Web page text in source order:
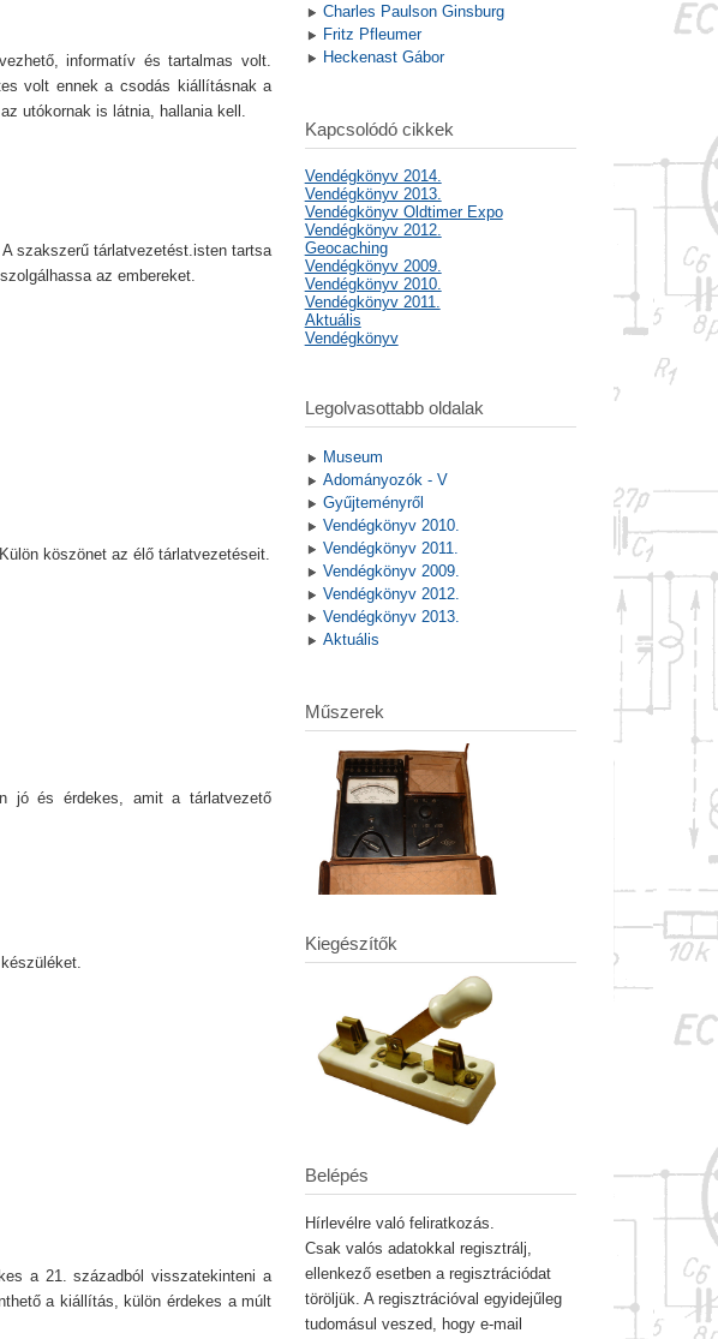
informatív és tartalmas volt.
volt ennek a csodás kiállításnak a
utókornak is látnia, hallania kell.
szakszerű tárlatvezetést.isten tartsa
az embereket.
köszönet az élő tárlatvezetéseit.
jó és érdekes, amit a tárlatvezető
a 21. századból visszatekinteni a
a kiállítás, külön érdekes a múlt
Charles Paulson Ginsburg
Fritz Pfleumer
Heckenast Gábor
Kapcsolódó cikkek
Vendégkönyv 2014.
Vendégkönyv 2013.
Vendégkönyv Oldtimer Expo
Vendégkönyv 2012.
Geocaching
Vendégkönyv 2009.
Vendégkönyv 2010.
Vendégkönyv 2011.
Aktuális
Vendégkönyv
Legolvasottabb oldalak
Museum
Adományozók - V
Gyűjteményről
Vendégkönyv 2010.
Vendégkönyv 2011.
Vendégkönyv 2009.
Vendégkönyv 2012.
Vendégkönyv 2013.
Aktuális
Műszerek
Kiegészítők
Belépés
Hírlevélre való feliratkozás.
Csak valós adatokkal regisztrálj,
ellenkező esetben a regisztrációdat
töröljük. A regisztrációval egyidejűleg
tudomásul veszed, hogy e-mail